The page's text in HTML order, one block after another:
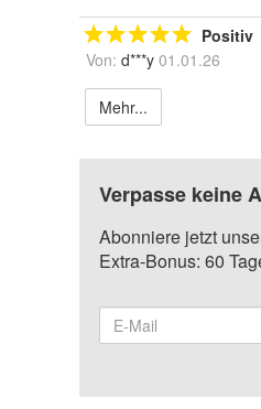
Positiv
Von: d***y 01.01.26
Mehr...
Verpasse keine
Abonniere jetzt
Extra-Bonus: 60